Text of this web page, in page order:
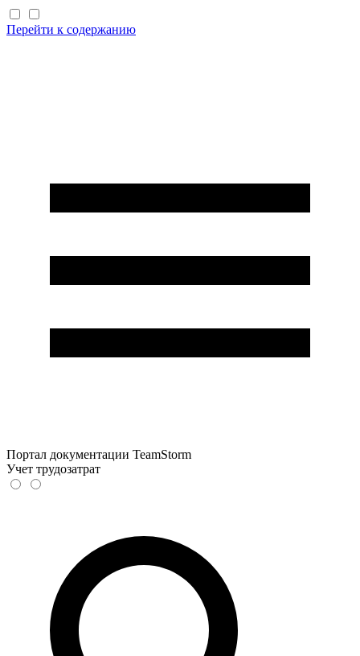
Перейти к содержанию
Портал документации TeamStorm
Учет трудозатрат